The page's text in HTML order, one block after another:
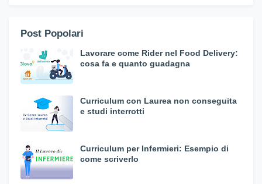
Post Popolari
Lavorare come Rider nel Food Delivery:
cosa fa e quanto guadagna
Curriculum con Laurea non conseguita
e studi interrotti
Curriculum per Infermieri: Esempio di
come scriverlo